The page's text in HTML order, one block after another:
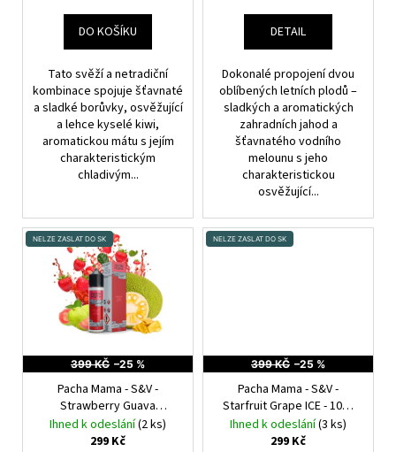
DO KOŠÍKU
Tato svěží a netradiční
kombinace spojuje šťavnaté
a sladké borůvky, osvěžující
a lehce kyselé kiwi,
aromatickou mátu s jejím
charakteristickým
chladivým...
DETAIL
Dokonalé propojení dvou
oblíbených letních plodů –
sladkých a aromatických
zahradních jahod a
šťavnatého vodního
melounu s jeho
charakteristickou
osvěžující...
NELZE ZASLAT DO SK
399 KČ –25 %
Pacha Mama - S&V -
Strawberry Guava
Jackfruit - 10mlJahoda,
guava, jackfruit
Ihned k odeslání(2 ks)
299 Kč
NELZE ZASLAT DO SK
399 KČ –25 %
Pacha Mama - S&V -
Starfruit Grape ICE - 10ml
Ledové hroznové víno a
karambola
Ihned k odeslání(3 ks)
299 Kč
r
u